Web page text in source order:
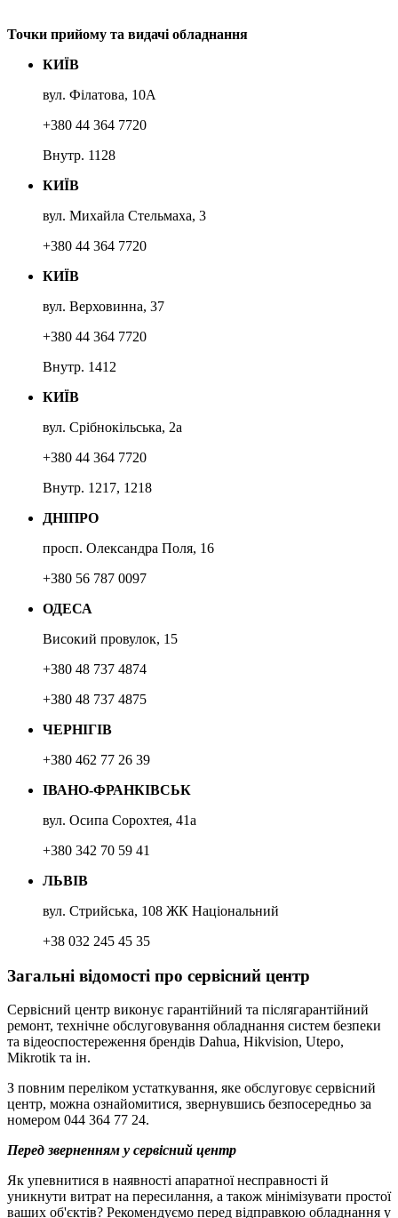
Точки прийому та видачі обладнання
КИЇВ
вул. Філатова, 10А
+380 44 364 7720
Внутр. 1128
КИЇВ
вул. Михайла Cтельмаха, 3
+380 44 364 7720
КИЇВ
вул. Верховинна, 37
+380 44 364 7720
Внутр. 1412
КИЇВ
вул. Срібнокільська, 2а
+380 44 364 7720
Внутр. 1217, 1218
ДНІПРО
просп. Олександра Поля, 16
+380 56 787 0097
ОДЕСА
Високий провулок, 15
+380 48 737 4874
+380 48 737 4875
ЧЕРНІГІВ
+380 462 77 26 39
ІВАНО-ФРАНКІВСЬК
вул. Осипа Сорохтея, 41а
+380 342 70 59 41
ЛЬВІВ
вул. Стрийська, 108 ЖК Національний
+38 032 245 45 35
Загальні відомості про сервісний центр
Сервісний центр виконує гарантійний та післягарантійний
ремонт, технічне обслуговування обладнання систем безпеки
та відеоспостереження брендів Dahua, Hikvision, Utepo,
Mikrotik та iн.
З повним переліком устаткування, яке обслуговує сервісний
центр, можна ознайомитися, звернувшись безпосередньо за
номером 044 364 77 24.
Перед зверненням у сервісний центр
Як упевнитися в наявності апаратної несправності й
уникнути витрат на пересилання, а також мінімізувати простої
ваших об'єктів? Рекомендуємо перед відправкою обладнання у